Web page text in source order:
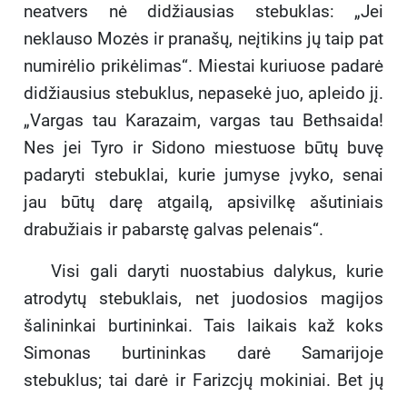
neatvers nė didžiausias stebuklas: „Jei
neklauso Mozės ir pranašų, neįtikins jų taip pat
numirėlio prikėlimas“. Miestai kuriuose padarė
didžiausius stebuklus, nepasekė juo, apleido jį.
„Vargas tau Karazaim, vargas tau Bethsaida!
Nes jei Tyro ir Sidono miestuose būtų buvę
padaryti stebuklai, kurie jumyse įvyko, senai
jau būtų darę atgailą, apsivilkę ašutiniais
drabužiais ir pabarstę galvas pelenais“.
Visi gali daryti nuostabius dalykus, kurie
atrodytų stebuklais, net juodosios magijos
šalininkai burtininkai. Tais laikais kaž koks
Simonas burtininkas darė Samarijoje
stebuklus; tai darė ir Farizcjų mokiniai. Bet jų